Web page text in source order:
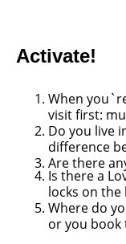
Activate!
When
visit first:
Do you live
difference
Are there
Is there a
locks on the
Where do
or you book